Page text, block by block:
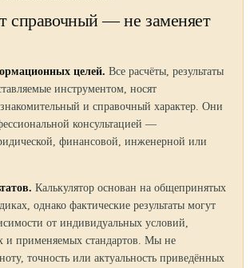
справочный — не заменяет
целей. Все расчёты, результаты
инструментом, носят
и справочный характер. Они
консультацией —
финансовой, инженерной или
Калькулятор основан на общепринятых
однако фактические результаты могут
от индивидуальных условий,
и применяемых стандартов. Мы не
точность или актуальность приведённых